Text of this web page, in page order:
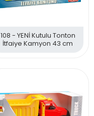
108 - YENİ Kutulu Tonton
İtfaiye Kamyon 43 cm